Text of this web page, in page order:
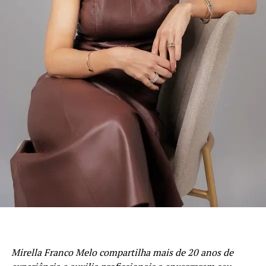
19h
Local: Agrinvest Commodities — Curitiba (PR)
Gratuito, com inscrições limitadas
Inscrições: https://link.agrinvest.agr.br/43SdCUw
Sobre a ANCORD
Com mais de 50 anos de atuação, a ANCORD (Associação
Nacional das Corretoras e Distribuidoras de Títulos e
Valores Mobiliários, Câmbio e Mercadorias) se
consolidou como a mais representativa Associação da
Indústria de Intermediação. É também reconhecida pela
qualidade de suas iniciativas educacionais e, por conta de
do mercado financeiro e de capitais como Entidade
Certificadora e Credenciadora.
Mirella Franco Melo compartilha mais de 20 anos de